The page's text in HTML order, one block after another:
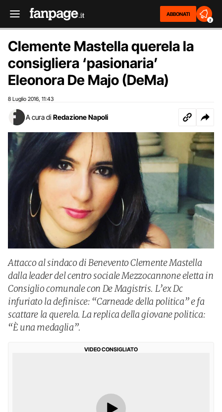
ABBONATI
2
Clemente Mastella querela la
consigliera ‘pasionaria’
Eleonora De Majo (DeMa)
8 Luglio 2016 11:43
A cura di Redazione Napoli
Attacco al sindaco di Benevento Clemente Mastella
dalla leader del centro sociale Mezzocannone eletta in
Consiglio comunale con De Magistris. L’ex Dc
infuriato la definisce: “Carneade della politica” e fa
scattare la querela. La replica della giovane politica:
“È una medaglia”.
VIDEO CONSIGLIATO